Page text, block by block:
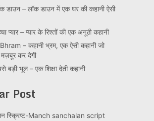
डाउन – लॉक डाउन में एक घर की कहानी ऐसी
प्यार – प्यार के रिश्तों की एक अनूठी कहानी
– कहानी भ्रम, एक ऐसी कहानी जो
कर देगी
बड़ी भूल – एक शिक्षा देती कहानी
Post
स्क्रिप्ट-Manch sanchalan script